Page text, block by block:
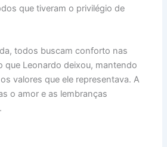
que tiveram o privilégio de
todos buscam conforto nas
que Leonardo deixou, mantendo
valores que ele representava. A
o amor e as lembranças